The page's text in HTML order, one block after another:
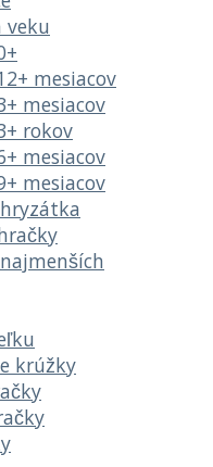
veku
mesiacov
mesiacov
rokov
mesiacov
mesiacov
krúžky